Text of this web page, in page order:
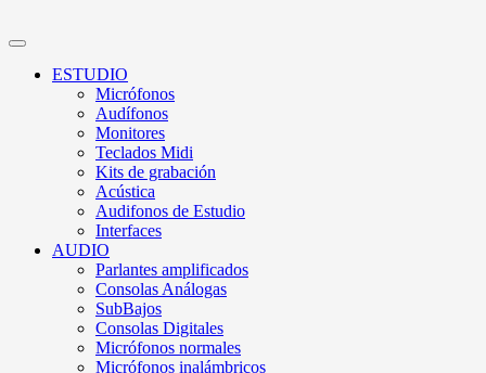
ESTUDIO
Micrófonos
Audífonos
Monitores
Teclados Midi
Kits de grabación
Acústica
Audifonos de Estudio
Interfaces
AUDIO
Parlantes amplificados
Consolas Análogas
SubBajos
Consolas Digitales
Micrófonos normales
Micrófonos inalámbricos